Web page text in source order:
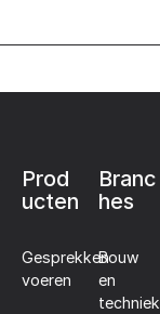
Prod
ucten
Gesprekken
voeren
Branc
hes
Bouw
en
techniek